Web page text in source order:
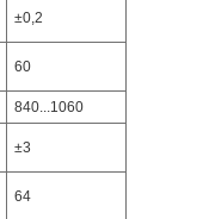
±0,2
60
840...1060
±3
64